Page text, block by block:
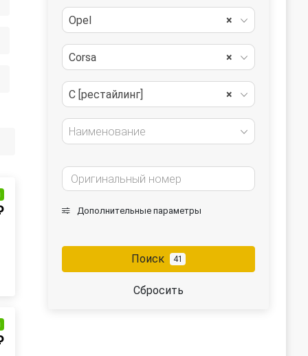
×
Opel
×
Corsa
×
C [рестайлинг]
Наименование
Дополнительные параметры
Поиск 41
Сбросить